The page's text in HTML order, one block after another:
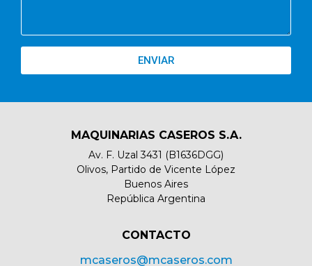
ENVIAR
MAQUINARIAS CASEROS S.A.
Av. F. Uzal 3431 (B1636DGG)
Olivos, Partido de Vicente López
Buenos Aires
República Argentina
CONTACTO​
mcaseros@mcaseros.com